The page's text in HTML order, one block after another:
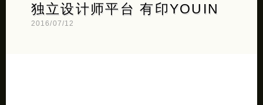
独立设计师平台 有印YOUIN
2016/07/12